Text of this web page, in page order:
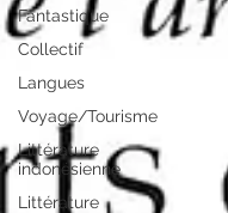
Fantastique
Collectif
Langues
Voyage/Tourisme
Littérature
indonésienne
Littérature